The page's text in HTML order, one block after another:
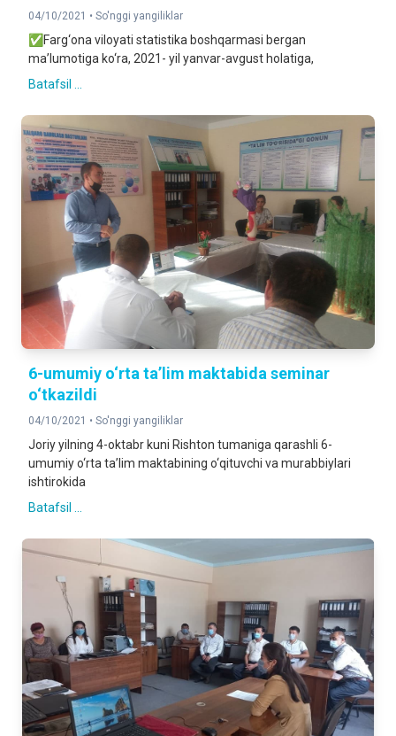
04/10/2021 • So'nggi yangiliklar
✅Farg‘ona viloyati statistika boshqarmasi bergan
ma’lumotiga ko‘ra, 2021- yil yanvar-avgust holatiga,
Batafsil ...
6-umumiy o‘rta ta’lim maktabida seminar
o‘tkazildi
04/10/2021 • So'nggi yangiliklar
Joriy yilning 4-oktabr kuni Rishton tumaniga qarashli 6-
umumiy o‘rta ta’lim maktabining o‘qituvchi va murabbiylari
ishtirokida
Batafsil ...